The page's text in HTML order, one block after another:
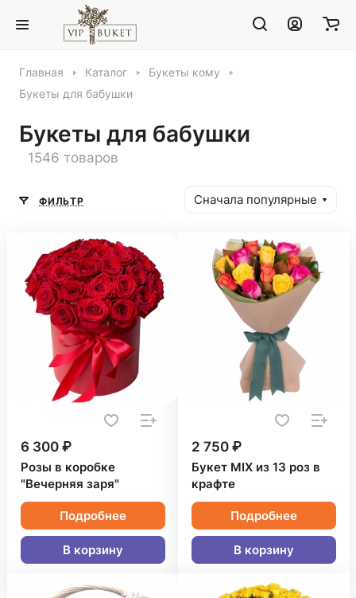
Главная Каталог
Букеты кому
Букеты для бабушки
Букеты для бабушки
1546 товаров
ФИЛЬТР Сначала популярные
6 300 ₽
Розы в коробке
"Вечерняя заря"
Подробнее
В корзину
2 750 ₽
Букет MIX из 13 роз в
крафте
Подробнее
В корзину